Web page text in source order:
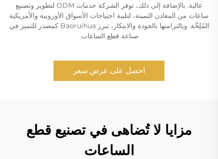
عالية. بالإضافة إلى ذلك، توفر الشركة خدمات ODM لتطوير وتصنيع
ساعات من المعادن الثمينة، لتلبية احتياجات الأسواق الأوروبية والأمريكية
المُلِحَّة. وبالتزامنها بالجودة والابتكار، تبرز Baoruihua كمصدر للتميز في
صناعة قطع الساعات.
احصل على عرض سعر
مزايا لا تُضاهى في تصنيع قطع
الساعات